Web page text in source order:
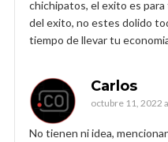
chichipatos, el exito es
del exito, no estes dolido
tiempo de llevar tu
Carlos
octubre 11, 2022
No tienen ni idea,